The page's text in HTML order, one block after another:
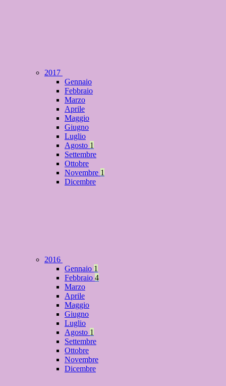
2017
Gennaio
Febbraio
Marzo
Aprile
Maggio
Giugno
Luglio
Agosto 1
Settembre
Ottobre
Novembre 1
Dicembre
2016
Gennaio 1
Febbraio 4
Marzo
Aprile
Maggio
Giugno
Luglio
Agosto 1
Settembre
Ottobre
Novembre
Dicembre